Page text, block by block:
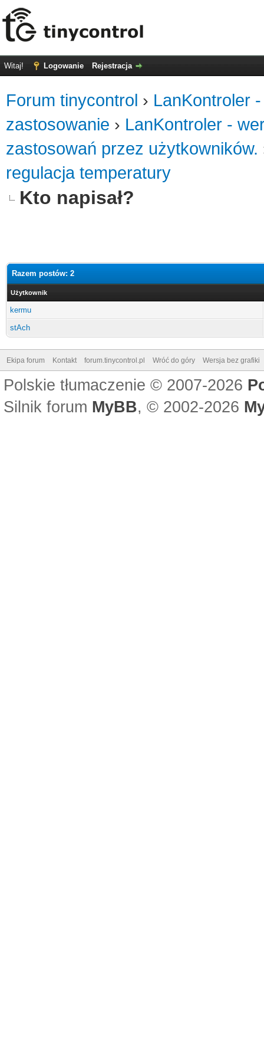
Witaj! Logowanie Rejestracja
Forum tinycontrol › LanKontroler
zastosowanie › LanKontroler -
zastosowań przez użytkowników.
regulacja temperatury
Kto napisał?
Razem postów: 2
Użytkownik
kermu
stAch
Ekipa forum Kontakt forum.tinycontrol.pl Wróć do góry Wersja bez grafiki
Polskie tłumaczenie © 2007-2026
Silnik forum MyBB, © 2002-2026